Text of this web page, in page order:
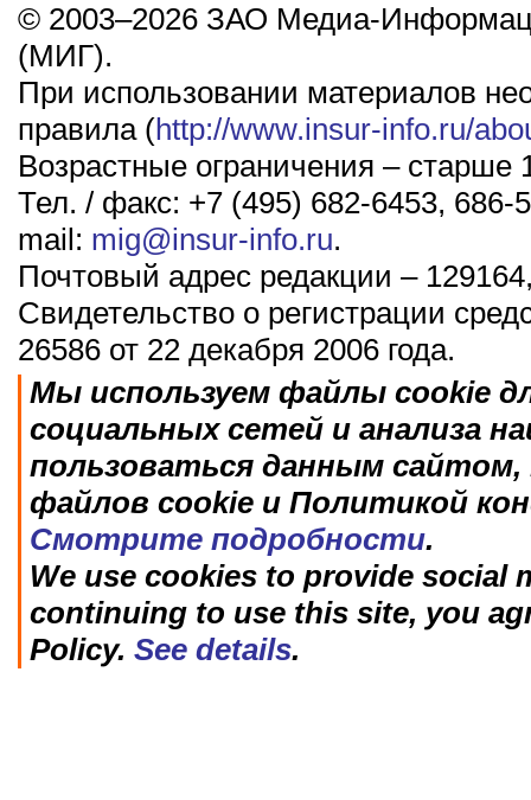
© 2003–2026 ЗАО Медиа-
(МИГ).
При использовании материалов
правила (http://www.insur-info.ru/
Возрастные ограничения – старше
Тел. / факс: +7 (495) 682-6453, 686-
mail: mig@insur-info.ru.
Почтовый адрес редакции –
Свидетельство о регистрации
26586 от 22 декабря 2006 года.
Мы используем файлы cookie
социальных сетей и анализа
пользоваться данным
файлов cookie и Политикой
Смотрите подробности.
We use cookies to provide social
continuing to use this site, you
Policy. See details.